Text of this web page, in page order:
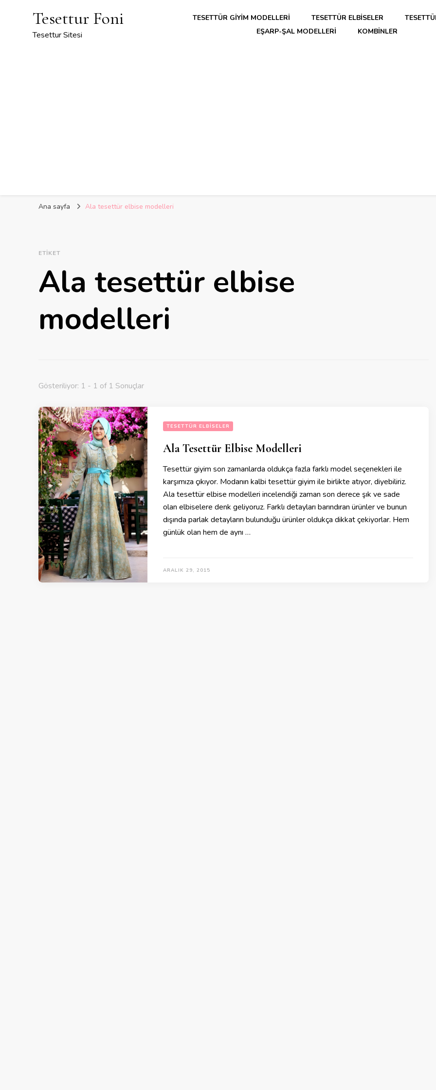
Tesettur Foni
Tesettur Sitesi
TESETTÜR GIYIM MODELLERI TESETTÜR ELBISELER
EŞARP-ŞAL MODELLERI
KOMBINLER
Ana sayfa Ala tesettür elbise modelleri
ETIKET
Ala tesettür elbise
modelleri
Gösteriliyor: 1 - 1 of 1 Sonuçlar
TESETTÜR ELBISELER
Ala Tesettür Elbise Modelleri
Tesettür giyim son zamanlarda oldukça fazla farklı model seçenekleri ile
karşımıza çıkıyor. Modanın kalbi tesettür giyim ile birlikte atıyor, diyebiliriz.
Ala tesettür elbise modelleri incelendiği zaman son derece şık ve sade
olan elbiselere denk geliyoruz. Farklı detayları barındıran ürünler ve bunun
dışında parlak detayların bulunduğu ürünler oldukça dikkat çekiyorlar. Hem
günlük olan hem de aynı …
ARALIK 29, 2015